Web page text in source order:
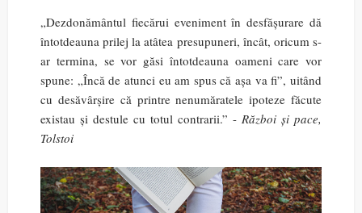
„Dezdonământul fiecărui eveniment în desfășurare dă
întotdeauna prilej la atâtea presupuneri, încât, oricum s-
ar termina, se vor găsi întotdeauna oameni care vor
spune: „Încă de atunci eu am spus că așa va fi”, uitând
cu desăvârșire că printre nenumăratele ipoteze făcute
existau și destule cu totul contrarii.” - Război și pace,
Tolstoi